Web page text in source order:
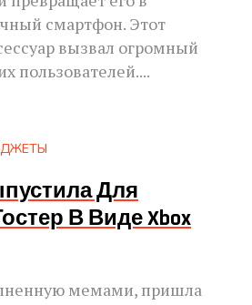
смартфон. Этот
вызвал огромный
пользователей....
Для
В Виде Xbox
мемами, пришла